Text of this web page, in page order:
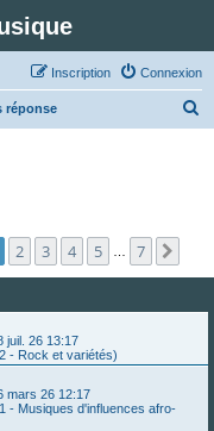
Connexion
Inscription
réponse
c
r
sur7
2 3 4 5 7
juil. 26 13:17
- Rock et variétés)
mars 26 12:17
- Musiques d'influences afro-